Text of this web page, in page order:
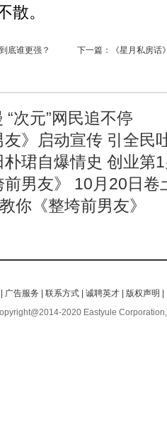
散。
底谁更强？ 下一篇： 《星月私房
次元”网民追不停
》启动宣传 引全民
朴珺自爆情史 创业第
男友》 10月20日卷
你《整垮前男友》
广告服务 |联系方式 |诚聘英才 版权声明
2020 Eastyule